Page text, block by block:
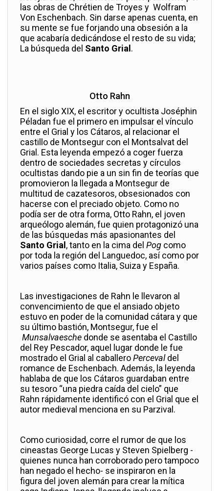
las obras de Chrétien de Troyes y Wolfram
Von Eschenbach. Sin darse apenas cuenta, en
su mente se fue forjando una obsesión a la
que acabaría dedicándose el resto de su vida;
La búsqueda del Santo Grial .
Otto Rahn
En el siglo XIX, el escritor y ocultista Joséphin
Péladan fue el primero en impulsar el vínculo
entre el Grial y los Cátaros, al relacionar el
castillo de Montsegur con el Montsalvat del
Grial. Esta leyenda empezó a coger fuerza
dentro de sociedades secretas y círculos
ocultistas dando pie a un sin fin de teorías que
promovieron la llegada a Montsegur de
multitud de cazatesoros, obsesionados con
hacerse con el preciado objeto. Como no
podía ser de otra forma, Otto Rahn, el joven
arqueólogo alemán, fue quien protagonizó una
de las búsquedas más apasionantes del
Santo Grial , tanto en la cima del Pog como
por toda la región del Languedoc, así como por
varios países como Italia, Suiza y España.
Las investigaciones de Rahn le llevaron al
convencimiento de que el ansiado objeto
estuvo en poder de la comunidad cátara y que
su último bastión, Montsegur, fue el
Munsalvaesche donde se asentaba el Castillo
del Rey Pescador, aquel lugar donde le fue
mostrado el Grial al caballeroPercevaldel
romance de Eschenbach. Además, la leyenda
hablaba de que los Cátaros guardaban entre
su tesoro “una piedra caída del cielo” que
Rahn rápidamente identificó con el Grial que el
autor medieval menciona en su Parzival.
Como curiosidad, corre el rumor de que los
cineastas George Lucas y Steven Spielberg -
quienes nunca han corroborado pero tampoco
han negado el hecho- se inspiraron en la
figura del joven alemán para crear la mítica